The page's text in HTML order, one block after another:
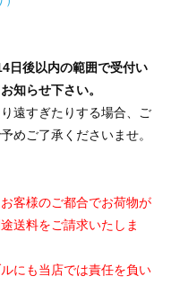
日後以内の範囲で受付い
知らせ下さい。
遠すぎたりする場合、ご
めご了承くださいませ。
客様のご都合でお荷物が
送料をご請求いたしま
にも当店では責任を負い